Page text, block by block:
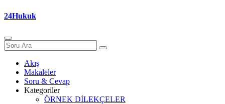
24Hukuk
Akış
Makaleler
Soru & Cevap
Kategoriler
ÖRNEK DİLEKÇELER